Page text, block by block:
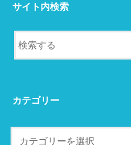
サイト内検索
カテゴリー